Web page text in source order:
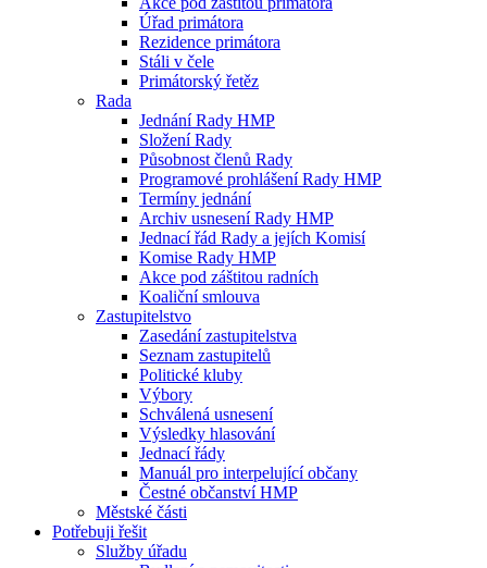
Úřad primátora
Rezidence primátora
Stáli v čele
Primátorský řetěz
Rada
Jednání Rady HMP
Složení Rady
Působnost členů Rady
Programové prohlášení Rady HMP
Termíny jednání
Archiv usnesení Rady HMP
Jednací řád Rady a jejích Komisí
Komise Rady HMP
Akce pod záštitou radních
Koaliční smlouva
Zastupitelstvo
Zasedání zastupitelstva
Seznam zastupitelů
Politické kluby
Výbory
Schválená usnesení
Výsledky hlasování
Jednací řády
Manuál pro interpelující občany
Čestné občanství HMP
Městské části
Potřebuji řešit
Služby úřadu